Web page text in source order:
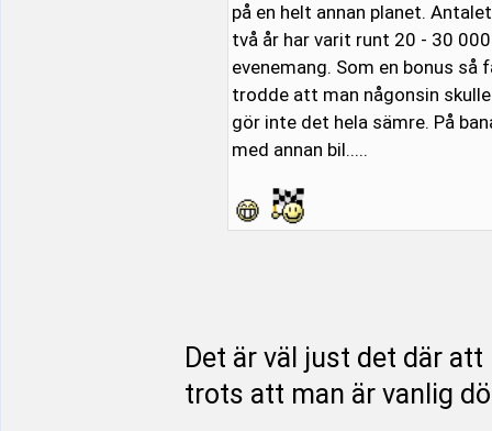
på en helt annan planet.
två år har varit runt 20 - 30
evenemang. Som en bonus
trodde att man någonsin
gör inte det hela sämre. På
med annan bil.....
Det är väl just det där
trots att man är vanlig